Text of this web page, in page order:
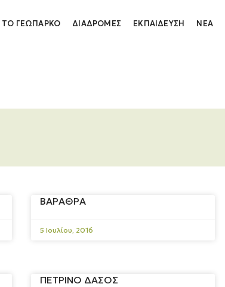
ΤΟ ΓΕΩΠΆΡΚΟ ΔΙΑΔΡΟΜΈΣ ΕΚΠΑΊΔΕΥΣΗ ΝΈΑ
ΒΑΡΑΘΡΑ
5 Ιουλίου, 2016
ΠΕΤΡΙΝΟ ΔΑΣΟΣ